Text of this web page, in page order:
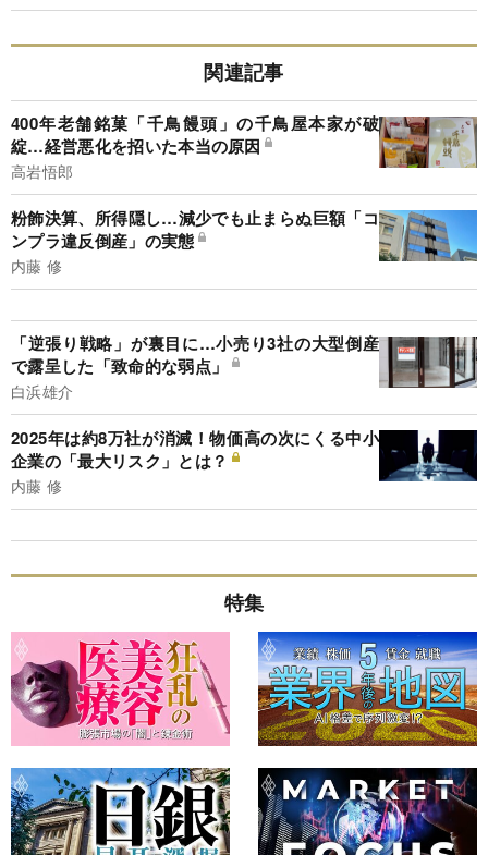
関連記事
400年老舗銘菓「千鳥饅頭」の千鳥屋本家が破
綻…経営悪化を招いた本当の原因
高岩悟郎
粉飾決算、所得隠し…減少でも止まらぬ巨額「コ
ンプラ違反倒産」の実態
内藤 修
「逆張り戦略」が裏目に…小売り3社の大型倒産
で露呈した「致命的な弱点」
白浜雄介
2025年は約8万社が消滅！物価高の次にくる中小
企業の「最大リスク」とは？
内藤 修
特集